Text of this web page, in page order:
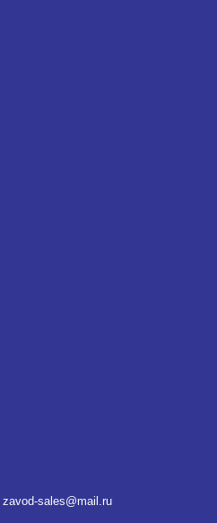
zavod-sales@mail.ru